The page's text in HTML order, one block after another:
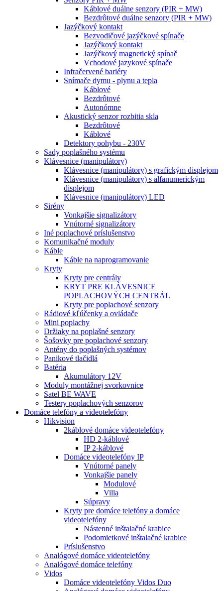
Káblové duálne senzory (PIR + MW)
Bezdrôtové duálne senzory (PIR + MW)
Jazýčkový kontakt
Bezvodičové jazýčkové spínače
Jazýčkový kontakt
Jazýčkový magnetický spínač
Vchodové jazykové spínače
Infračervené bariéry
Snímače dymu - plynu a tepla
Káblové
Bezdrôtové
Autonómne
Akustický senzor rozbitia skla
Bezdrôtové
Káblové
Detektory pohybu - 230V
Sady poplašného systému
Klávesnice (manipulátory)
Klávesnice (manipulátory) s grafickým displejom
Klávesnice (manipulátory) s alfanumerickým
displejom
Klávesnice (manipulátory) LED
Sirény
Vonkajšie signalizátory
Vnútorné signalizátory
Iné poplachové príslušenstvo
Komunikačné moduly
Káble
Káble na naprogramovanie
Kryty
Kryty pre centrály
KRYT PRE KLÁVESNICE
POPLACHOVÝCH CENTRÁL
Kryty pre poplachové senzory
Rádiové kľúčenky a ovládače
Mini poplachy
Držiaky na poplašné senzory
Šošovky pre poplachové senzory
Antény do poplašných systémov
Panikové tlačidlá
Batéria
Akumulátory 12V
Moduly montážnej svorkovnice
Satel BE WAVE
Testery poplachových senzorov
Domáce telefóny a videotelefóny
Hikvision
2káblové domáce videotelefóny
HD 2-káblové
IP 2-káblové
Domáce videotelefóny IP
Vnútorné panely
Vonkajšie panely
Modulové
Villa
Súpravy
Kryty pre domáce telefóny a domáce
videotelefóny
Nástenné inštalačné krabice
Podomietkové inštalačné krabice
Príslušenstvo
Analógové domáce videotelefóny
Analógové domáce telefóny
Vidos
Domáce videotelefóny Vidos Duo